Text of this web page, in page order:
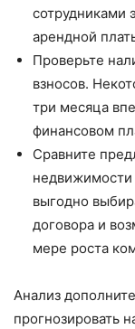
сотрудниками
арендной
Проверьте
взносов.
три месяца
финансовом
Сравните
выгодно
договора и
мере роста
Анализ
прогнозировать